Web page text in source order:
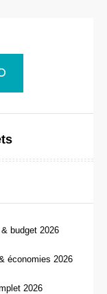
budget 2026
économies 2026
2026